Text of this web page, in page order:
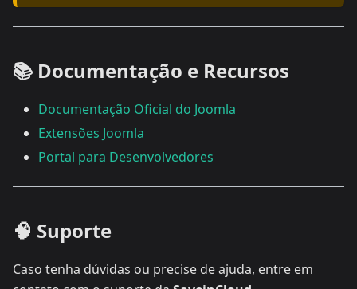
📚 Documentação e Recursos
Documentação Oficial do Joomla
Extensões Joomla
Portal para Desenvolvedores
🧠 Suporte
Caso tenha dúvidas ou precise de ajuda, entre em